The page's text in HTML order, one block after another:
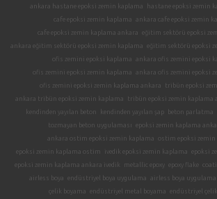
ankara hastane epoksi zemin kaplama
hastane epoksi zemin
cafe epoksi zemin kaplama ankara cafe epoksi zemin
cafe epoksi zemin kaplama ankara eğitim sektörü epoksi
ankara eğitim sektörü epoksi zemin kaplama eğitim sektörü epoksi
ofis zemini epoksi kaplama ankara ofis zemini epoksi
ofis zemini epoksi zemin kaplama ankara ofis zemini epoksi
ofis zemini epoksi zemin kaplama ankara
tribün epoksi
ankara tribün epoksi zemin kaplama
tribün epoksi zemin kaplama
kendinden yayılan beton
kendinden yayılan şap beton parlatma
tozmayan beton uygulaması epoksi zemin kaplama
ankara ostim epoksi zemin kaplama ostim epoksi zemin
epoksi zemin kaplama ostim
ivedik epoksi zemin kaplama epoksi
epoksi zemin kaplama ankara ivedik
metallic epoxy epoxy flake
airless boya endüstriyel boya uygulama airless boya uygulama
çelik boyama endüstriyel metal boyama endüstriyel